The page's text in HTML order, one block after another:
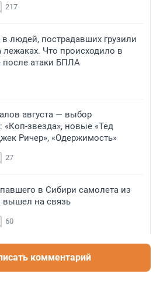
217
в людей, пострадавших грузили
лежаках. Что происходило в
после атаки БПЛА
августа — выбор
«Коп-звезда», новые «Тед
Ричер», «Одержимость»
27
в Сибири самолета из
вышел на связь
60
ракетами и дронами по
России. Власти регионов
комментарий